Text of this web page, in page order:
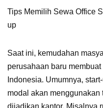
Tips Memilih Sewa Office
up
Saat ini, kemudahan
perusahaan baru
Indonesia. Umumnya,
modal akan
dijadikan kantor. Misalnya